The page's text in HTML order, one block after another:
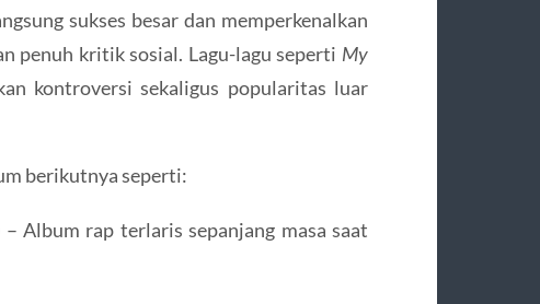
sukses besar dan memperkenalkan
penuh kritik sosial. Lagu-lagu seperti My
kontroversi sekaligus popularitas luar
berikutnya seperti:
– Album rap terlaris sepanjang masa saat